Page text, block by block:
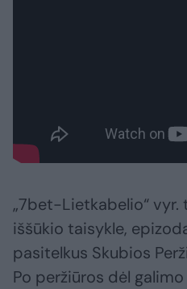
„7bet-Lietkabelio“
iššūkio taisykle,
pasitelkus Skubios
Po peržiūros dėl